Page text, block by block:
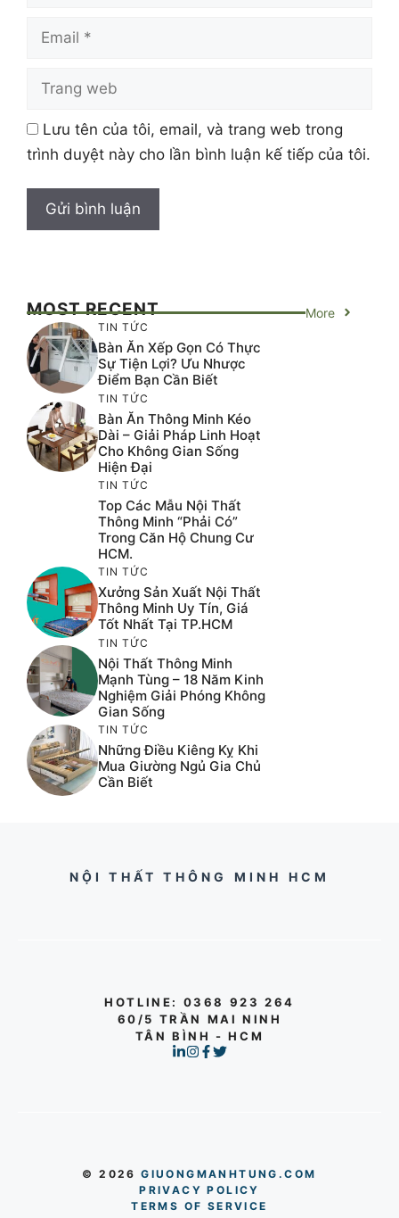
web
Lưu tên của tôi, email, và trang web trong
trình duyệt này cho lần bình luận kế tiếp của tôi.
MOST RECENT More
TIN TỨC
Bàn Ăn Xếp Gọn Có Thực
Sự Tiện Lợi? Ưu Nhược
Điểm Bạn Cần Biết
TIN TỨC
Bàn Ăn Thông Minh Kéo
Dài – Giải Pháp Linh Hoạt
Cho Không Gian Sống
Hiện Đại
TIN TỨC
Top Các Mẫu Nội Thất
Thông Minh “phải Có”
Trong Căn Hộ Chung Cư
HCM.
TIN TỨC
Xưởng Sản Xuất Nội Thất
Thông Minh Uy Tín, Giá
Tốt Nhất Tại TP.HCM
TIN TỨC
Nội Thất Thông Minh
Mạnh Tùng – 18 Năm Kinh
Nghiệm Giải Phóng Không
Gian Sống
TIN TỨC
Những Điều Kiêng Kỵ Khi
Mua Giường Ngủ Gia Chủ
Cần Biết
NỘI THẤT THÔNG MINH HCM
HOTLINE: 0368 923 264
60/5 TRẦN MAI NINH
TÂN BÌNH - HCM
© 2026GIUONGMANHTUNG.COM
PRIVACY POLICY
TERMS OF SERVICE